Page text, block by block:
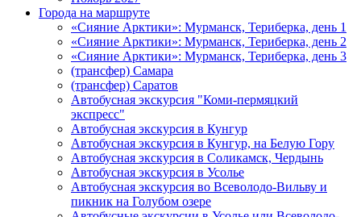
Города на маршруте
«Сияние Арктики»: Мурманск, Териберка, день 1
«Сияние Арктики»: Мурманск, Териберка, день 2
«Сияние Арктики»: Мурманск, Териберка, день 3
(трансфер) Самара
(трансфер) Саратов
Автобусная экскурсия "Коми-пермяцкий
экспресс"
Автобусная экскурсия в Кунгур
Автобусная экскурсия в Кунгур, на Белую Гору
Автобусная экскурсия в Соликамск, Чердынь
Автобусная экскурсия в Усолье
Автобусная экскурсия во Всеволодо-Вильву и
пикник на Голубом озере